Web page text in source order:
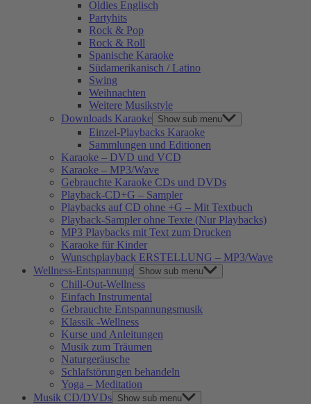
Oldies Englisch
Partyhits
Rock & Pop
Rock & Roll
Spanische Karaoke
Südamerikanisch / Latino
Swing
Weihnachten
Weitere Musikstyle
Downloads Karaoke Show sub menu
Einzel-Playbacks Karaoke
Sammlungen und Editionen
Karaoke – DVD und VCD
Karaoke – MP3/Wave
Gebrauchte Karaoke CDs und DVDs
Playback-CD+G – Sampler
Playbacks auf CD ohne +G – Mit Textbuch
Playback-Sampler ohne Texte (Nur Playbacks)
MP3 Playbacks mit Text zum Drucken
Karaoke für Kinder
Wunschplayback ERSTELLUNG – MP3/Wave
Wellness-Entspannung
Show sub menu
Chill-Out-Wellness
Einfach Instrumental
Gebrauchte Entspannungsmusik
Klassik -Wellness
Kurse und Anleitungen
Musik zum Träumen
Naturgeräusche
Schlafstörungen behandeln
Yoga – Meditation
Musik CD/DVDs Show sub menu